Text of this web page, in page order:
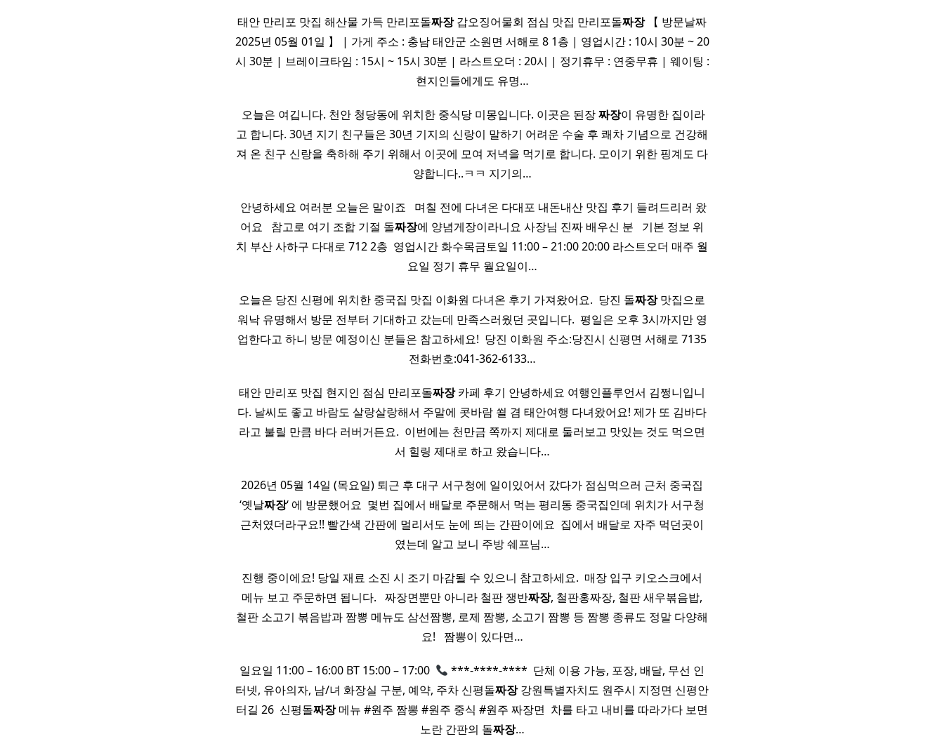
태안 만리포 맛집 해산물 가득 만리포돌짜장갑오징어물회 점심 맛집 만리포돌짜장【 방문날짜
2025년 05월 01일 】 | 가게 주소 : 충남 태안군 소원면 서해로 8 1층 | 영업시간 : 10시 30분 ~ 20
시 30분 | 브레이크타임 : 15시 ~ 15시 30분 | 라스트오더 : 20시 | 정기휴무 : 연중무휴 | 웨이팅 :
현지인들에게도 유명…
​ 오늘은 여깁니다. 천안 청당동에 위치한 중식당 미몽입니다. 이곳은 된장짜장이 유명한 집이라
고 합니다. 30년 지기 친구들은 30년 기지의 신랑이 말하기 어려운 수술 후 쾌차 기념으로 건강해
져 온 친구 신랑을 축하해 주기 위해서 이곳에 모여 저녁을 먹기로 합니다. 모이기 위한 핑계도 다
양합니다..ㅋㅋ 지기의…
​ 안녕하세요 여러분 오늘은 말이죠 ​ ​ 며칠 전에 다녀온 다대포 내돈내산 맛집 후기 들려드리러 왔
어요 ​ ​ 참고로 여기 조합 기절 돌짜장에 양념게장이라니요 사장님 진짜 배우신 분 ​ ​ 기본 정보 위
치 부산 사하구 다대로 712 2층 ​ 영업시간 화수목금토일 11:00 – 21:00 20:00 라스트오더 매주 월
요일 정기 휴무 월요일이…
오늘은 당진 신평에 위치한 중국집 맛집 이화원 다녀온 후기 가져왔어요. ​ 당진 돌짜장맛집으로
워낙 유명해서 방문 전부터 기대하고 갔는데 만족스러웠던 곳입니다. ​ 평일은 오후 3시까지만 영
업한다고 하니 방문 예정이신 분들은 참고하세요! ​ 당진 이화원 주소:당진시 신평면 서해로 7135
전화번호:041-362-6133…
태안 만리포 맛집 현지인 점심 만리포돌짜장카페 후기 안녕하세요 여행인플루언서 김쩡니입니
다. 날씨도 좋고 바람도 살랑살랑해서 주말에 콧바람 쐴 겸 태안여행 다녀왔어요! 제가 또 김바다
라고 불릴 만큼 바다 러버거든요. ​ 이번에는 천만금 쪽까지 제대로 둘러보고 맛있는 것도 먹으면
서 힐링 제대로 하고 왔습니다…
2026년 05월 14일 (목요일) 퇴근 후 대구 서구청에 일이있어서 갔다가 점심먹으러 근처 중국집
‘옛날짜장‘ 에 방문했어요 ​ 몇번 집에서 배달로 주문해서 먹는 평리동 중국집인데 위치가 서구청
근처였더라구요!! 빨간색 간판에 멀리서도 눈에 띄는 간판이에요 ​ 집에서 배달로 자주 먹던곳이
였는데 알고 보니 주방 쉐프님…
진행 중이에요! 당일 재료 소진 시 조기 마감될 수 있으니 참고하세요. ​ 매장 입구 키오스크에서
메뉴 보고 주문하면 됩니다. ​ ​ 짜장면뿐만 아니라 철판 쟁반짜장, 철판홍짜장, 철판 새우볶음밥,
철판 소고기 볶음밥과 짬뽕 메뉴도 삼선짬뽕, 로제 짬뽕, 소고기 짬뽕 등 짬뽕 종류도 정말 다양해
요! ​ ​ 짬뽕이 있다면…
일요일 11:00 – 16:00 BT 15:00 – 17:00 ​
***-****-**** ​ 단체 이용 가능, 포장, 배달, 무선 인
터넷, 유아의자, 남/녀 화장실 구분, 예약, 주차 신평돌짜장강원특별자치도 원주시 지정면 신평안
터길 26 ​ 신평돌짜장메뉴 #원주 짬뽕 #원주 중식 #원주 짜장면 ​ 차를 타고 내비를 따라가다 보면
노란 간판의 돌짜장…